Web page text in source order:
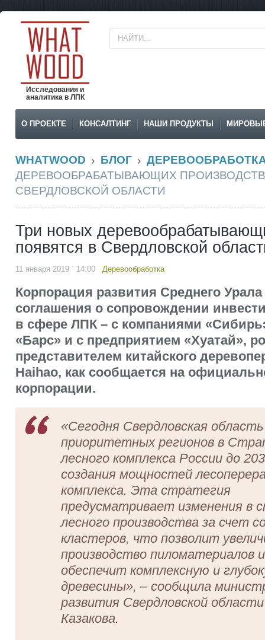
Исследования и
аналитика в ЛПК
О ПРОЕКТЕ КОНСАЛТИНГ НАШИ ПРОДУКТЫ
WHATWOOD БЛОГ
ДЕРЕВООБРАБАТЫВАЮЩИХ
СВЕРДЛОВСКОЙ ОБЛАСТИ
Три новых
появятся в Свердловской
11 января 2019 ` 14:00 Деревообработка
Корпорация развития Среднего
соглашения о сопровождении
в сфере ЛПК – с компаниями
«Барс» и с предприятием «Хуатай»,
представителем китайского
Haihao, как сообщается на
корпорации.
«Сегодня Свердловская
приоритетных регионов в
лесного комплекса России до
создания мощностей
комплекса. Эта стратегия
предусматривает изменения в
лесного производства за счет
кластеров, что позволит
производство пиломатериалов
обеспечит комплексную и
древесины», – сообщила
развития Свердловской
Казакова.